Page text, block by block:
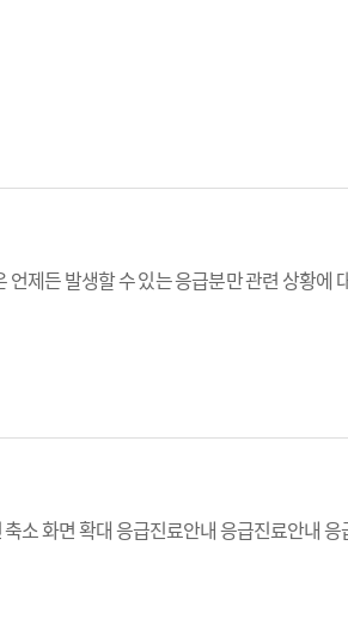
언제든 발생할 수 있는 응급분만 관련 상황에
소 화면 확대 응급진료안내 응급진료안내